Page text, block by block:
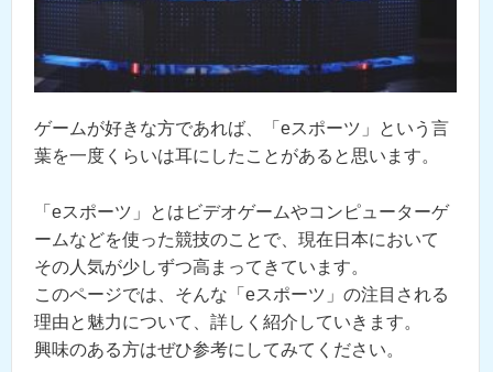
ゲームが好きな方であれば、「eスポーツ」という言
葉を一度くらいは耳にしたことがあると思います。
「eスポーツ」とはビデオゲームやコンピューターゲ
ームなどを使った競技のことで、現在日本において
その人気が少しずつ高まってきています。
このページでは、そんな「eスポーツ」の注目される
理由と魅力について、詳しく紹介していきます。
興味のある方はぜひ参考にしてみてください。